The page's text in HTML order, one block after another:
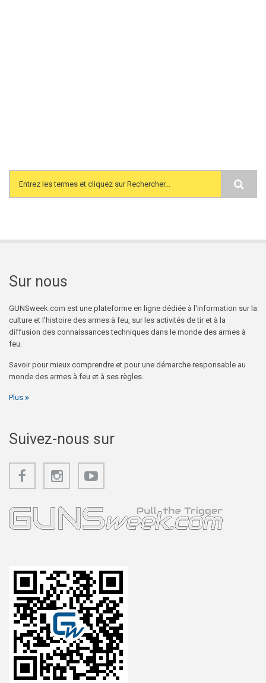
Search form
Sur nous
GUNSweek.com est une plateforme en ligne dédiée à l'information sur la
culture et l'histoire des armes à feu, sur les activités de tir et à la
diffusion des connaissances techniques dans le monde des armes à
feu.
Savoir pour mieux comprendre et pour une démarche responsable au
monde des armes à feu et à ses règles.
Plus
Suivez-nous sur